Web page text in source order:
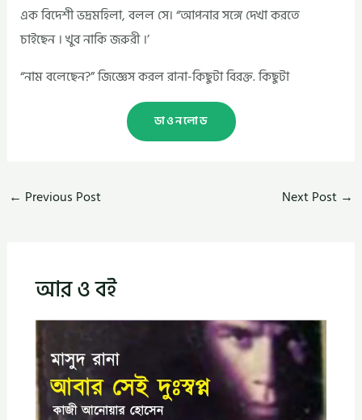
এক বিদেশী ভদ্রমহিলা, বলল সে। “আপনার সঙ্গে দেখা করতে
চাইছেন । খুব নাকি জরুরী ।’
“নাম বলেছেন?” জিজ্ঞেস করল রানা-কিছুটা বিরক্ত. কিছুটা
ডাওনলোড
← Previous Post Next Post →
আর ও বই